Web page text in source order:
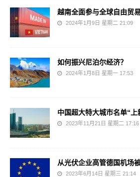
越南全面参与全球自由贸
2024年1月9日 星期二 21:09
如何振兴尼泊尔经济？
2024年1月8日 星期一 17:53
中国超大特大城市名单“上
2023年11月21日 星期二 17:16
从光伏企业高管德国机场
2023年6月14日 星期三 21:14